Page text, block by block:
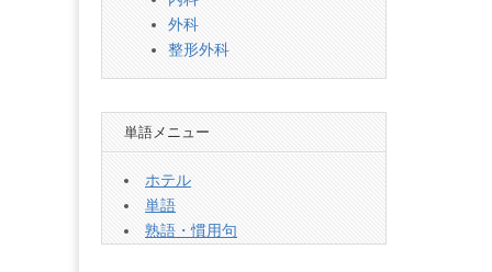
外科
整形外科
単語メニュー
ホテル
単語
熟語・慣用句